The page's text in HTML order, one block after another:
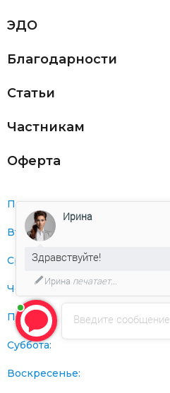
ЭДО
Благодарности
Статьи
Частникам
Оферта
Понедельник:
Вторник:
Среда:
Четверг:
Пятница:
Суббота:
Воскресенье:
Введите сообщение
Ирина
Здравствуйте!
Ирина печатает...